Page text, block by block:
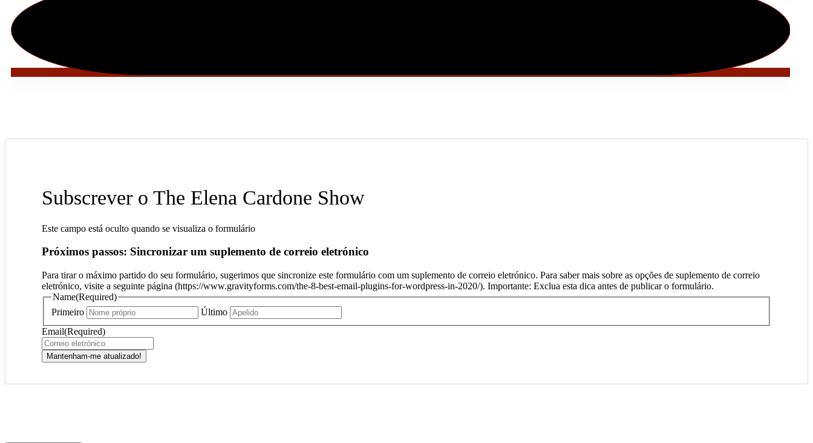
Subscrever o The Elena Cardone Show
Este campo está oculto quando se visualiza o formulário
Próximos passos: Sincronizar um suplemento de correio eletrónico
Para tirar o máximo partido do seu formulário, sugerimos que sincronize este formulário com um suplemento de correio eletrónico. Para saber mais sobre as opções de suplemento de correio
eletrónico, visite a seguinte página (https://www.gravityforms.com/the-8-best-email-plugins-for-wordpress-in-2020/). Importante: Exclua esta dica antes de publicar o formulário.
Name(Required)
Primeiro
Último
Email(Required)
Mantenham-me atualizado!